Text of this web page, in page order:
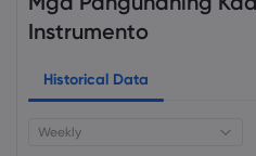
Instrumento
Historical Data
Weekly